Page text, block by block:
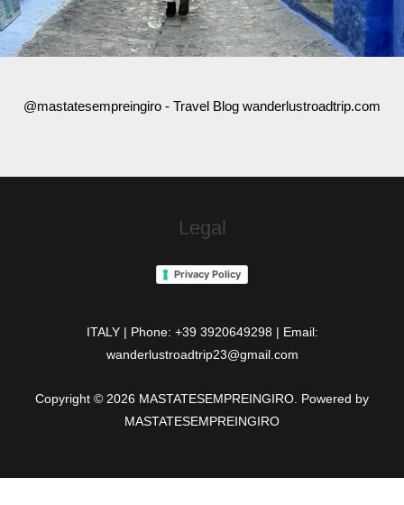
@mastatesempreingiro - Travel Blog wanderlustroadtrip.com
Legal
Privacy Policy
ITALY | Phone: +39 3920649298 | Email:
wanderlustroadtrip23@gmail.com
Copyright © 2026 MASTATESEMPREINGIRO. Powered by
MASTATESEMPREINGIRO